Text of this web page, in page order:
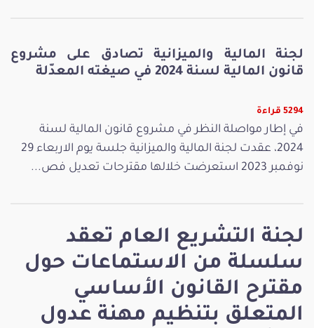
لجنة التشريع العام تعقد
سلسلة من الاستماعات حول
مقترح القانون الأساسي
المتعلق بتنظيم مهنة عدول
لجنة المالية والميزانية تصادق على مشروع
قانون المالية لسنة 2024 في صيغته المعدّلة
5294 قراءة
في إطار مواصلة النظر في مشروع قانون المالية لسنة
2024، عقدت لجنة المالية والميزانية جلسة يوم الاربعاء 29
نوفمبر 2023 استعرضت خلالها مقترحات تعديل فص...